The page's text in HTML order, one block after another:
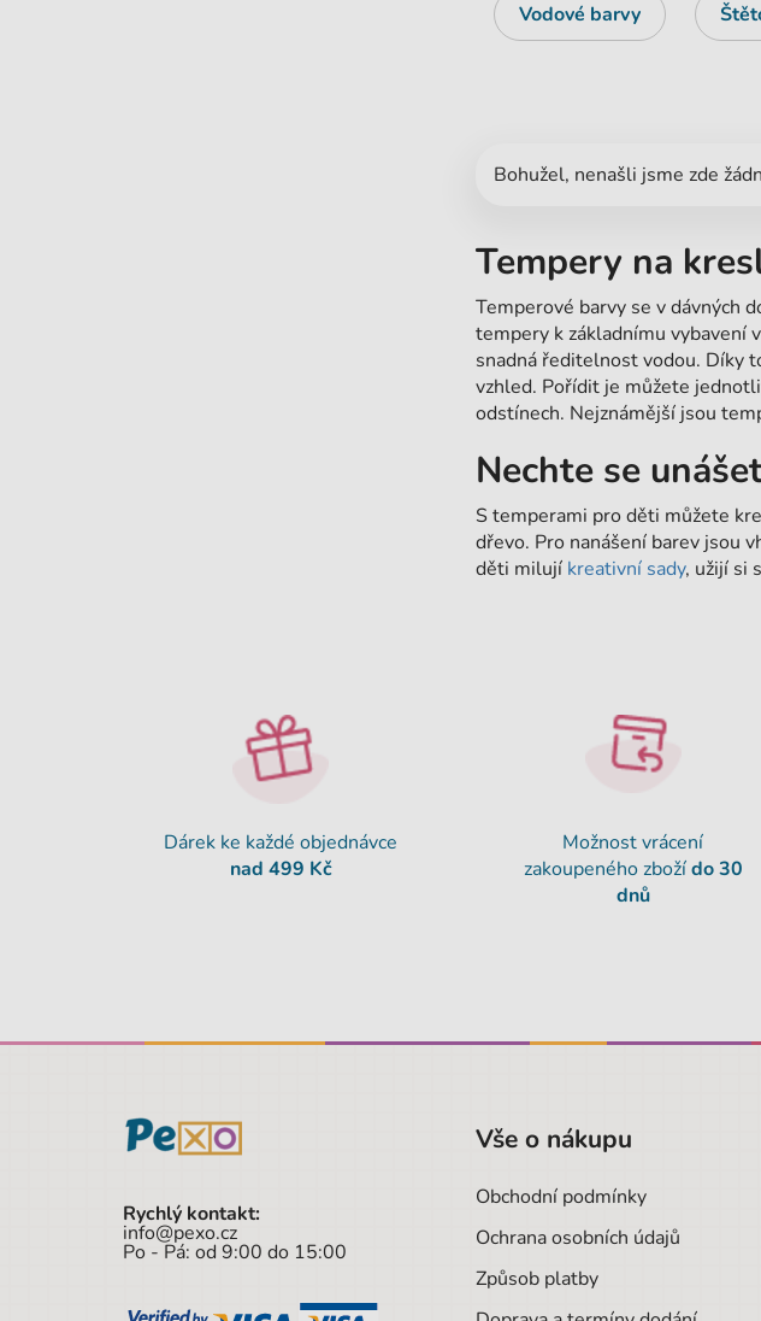
Vodové barvy
Bohužel, nenašli jsme zde
Tempery na
Temperové barvy se v dávných
tempery k základnímu vybavení
snadná ředitelnost vodou. Díky
vzhled. Pořídit je můžete
odstínech. Nejznámější jsou
Nechte se
S temperami pro děti můžete
dřevo. Pro nanášení barev jsou
děti milují kreativní sady, užijí si
Dárek ke každé objednávce
nad 499 Kč
Možnost vrácení
zakoupeného zbožído 30
dnů
Rychlý kontakt:
info@pexo.cz
Po - Pá: od 9:00 do 15:00
Vše o nákupu
Obchodní podmínky
Ochrana osobních údajů
Způsob platby